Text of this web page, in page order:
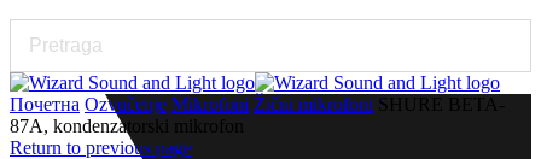
Почетна Ozvučenje Mikrofoni Žični mikrofoni SHURE BETA-
87A, kondenzatorski mikrofon
Return to previous page